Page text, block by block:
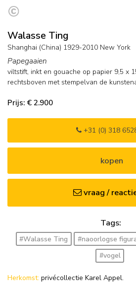
Walasse Ting
Shanghai (China) 1929-2010 New York
Papegaaien
viltstift, inkt en gouache op papier 9,5 x
rechtsboven met stempelvan de
Prijs: € 2.900
+31 (0) 318
kopen
vraag /
Tags:
#Walasse Ting #naoorlogse
#vogel
Herkomst: privécollectie Karel Appel.